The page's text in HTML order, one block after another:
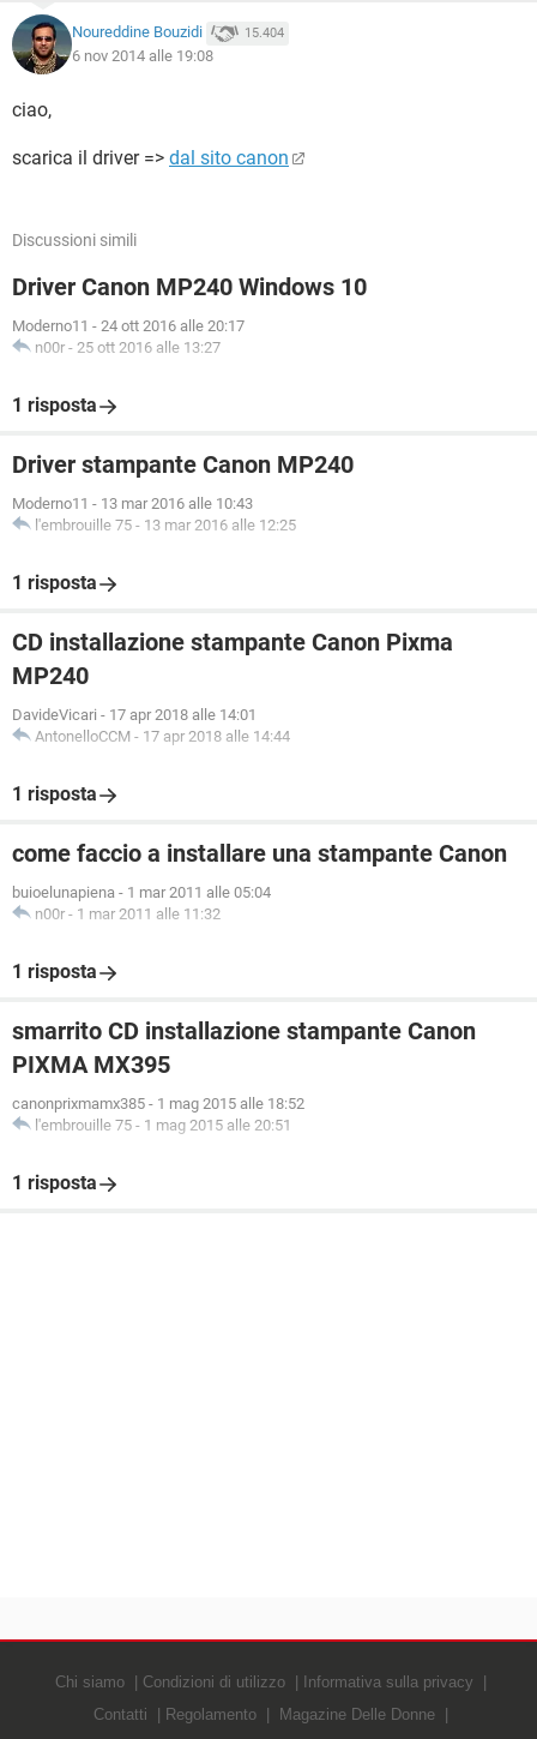
Noureddine Bouzidi 15.404
6 nov 2014 alle 19:08
ciao,
scarica il driver => dal sito canon
Discussioni simili
Driver Canon MP240 Windows 10
Moderno11 - 24 ott 2016 alle 20:17
n00r - 25 ott 2016 alle 13:27
1 risposta
Driver stampante Canon MP240
Moderno11 - 13 mar 2016 alle 10:43
l'embrouille 75 - 13 mar 2016 alle 12:25
1 risposta
CD installazione stampante Canon Pixma
MP240
DavideVicari - 17 apr 2018 alle 14:01
AntonelloCCM - 17 apr 2018 alle 14:44
1 risposta
come faccio a installare una stampante Canon
buioelunapiena - 1 mar 2011 alle 05:04
n00r - 1 mar 2011 alle 11:32
1 risposta
smarrito CD installazione stampante Canon
PIXMA MX395
canonprixmamx385 - 1 mag 2015 alle 18:52
l'embrouille 75 - 1 mag 2015 alle 20:51
1 risposta
Chi siamo Condizioni di utilizzo
Informativa sulla privacy
Contatti
Regolamento
Magazine Delle Donne